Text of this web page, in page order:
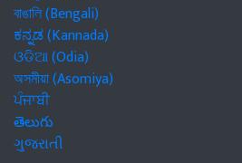
বাঙালি (Bengali)
ಕನ್ನಡ (Kannada)
ଓଡିଆ (Odia)
অসমীয়া (Asomiya)
ਪੰਜਾਬੀ
తెలుగు
ગુજરાતી